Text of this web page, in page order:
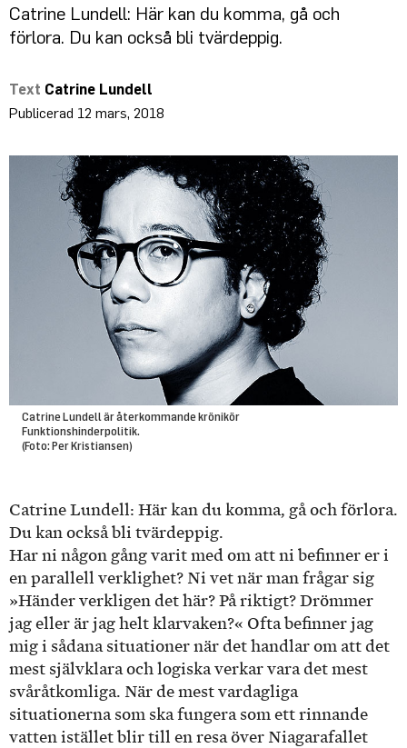
Catrine Lundell: Här kan du komma, gå och
förlora. Du kan också bli tvärdeppig.
Catrine Lundell
12 mars, 2018
Catrine Lundell är återkommande krönikör
Funktionshinderpolitik.
(Foto: Per Kristiansen)
Catrine Lundell: Här kan du komma, gå och förlora.
Du kan också bli tvärdeppig.
Har ni någon gång varit med om att ni befinner er i
en parallell verklighet? Ni vet när man frågar sig
»Händer verkligen det här? På riktigt? Drömmer
jag eller är jag helt klarvaken?« Ofta befinner jag
mig i sådana situationer när det handlar om att det
mest självklara och logiska verkar vara det mest
svåråtkomliga. När de mest vardagliga
situationerna som ska fungera som ett rinnande
vatten istället blir till en resa över Niagarafallet